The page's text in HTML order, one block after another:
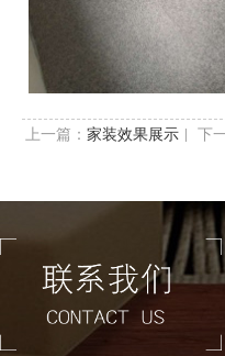
上一篇： 家装效果展示 | 下